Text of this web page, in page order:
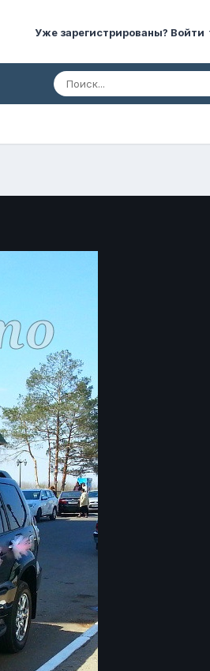
Уже зарегистрированы? Войти